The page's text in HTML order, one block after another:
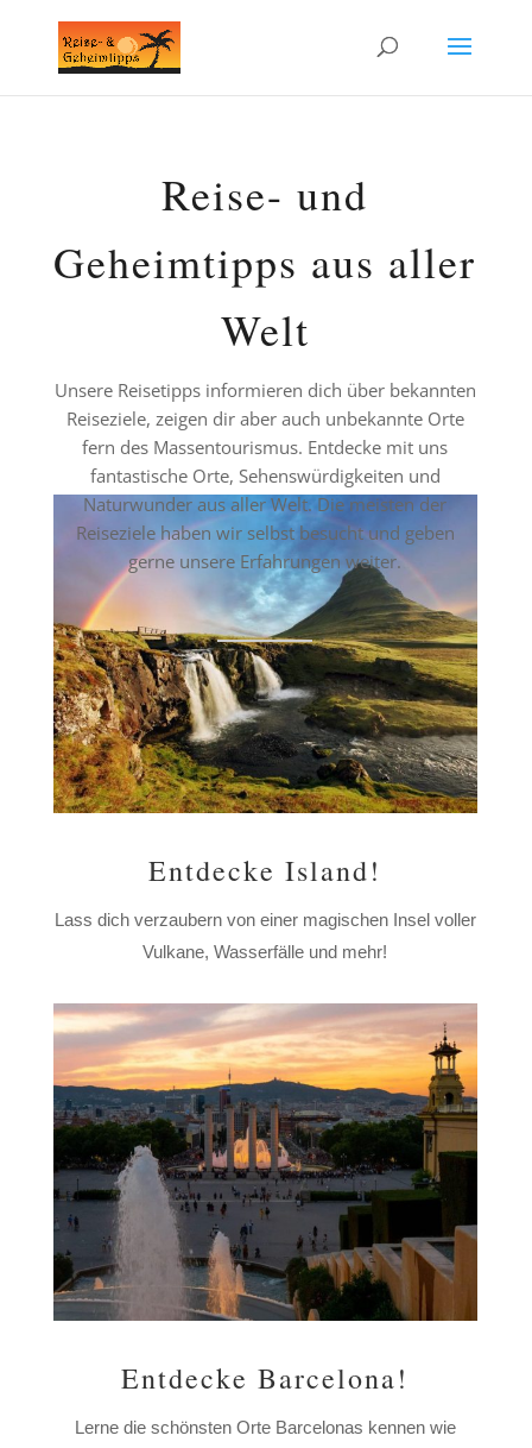
Reise- und
Geheimtipps aus aller
Welt
Unsere Reisetipps informieren dich über bekannten
Reiseziele, zeigen dir aber auch unbekannte Orte
fern des Massentourismus. Entdecke mit uns
fantastische Orte, Sehenswürdigkeiten und
Naturwunder aus aller Welt. Die meisten der
Reiseziele haben wir selbst besucht und geben
gerne unsere Erfahrungen weiter.
Entdecke Island!
Lass dich verzaubern von einer magischen Insel voller
Vulkane, Wasserfälle und mehr!
Entdecke Barcelona!
Lerne die schönsten Orte Barcelonas kennen wie